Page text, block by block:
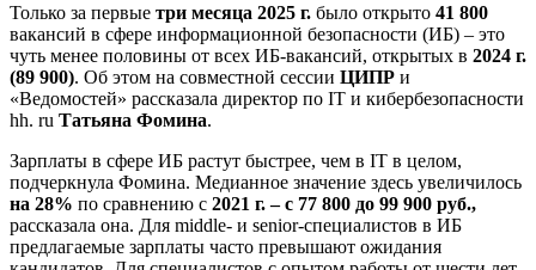
Только за первые три месяца 2025 г. было открыто 41 800
вакансий в сфере информационной безопасности (ИБ) – это
чуть менее половины от всех ИБ-вакансий, открытых в 2024 г.
(89 900). Об этом на совместной сессии ЦИПР и
«Ведомостей» рассказала директор по IT и кибербезопасности
hh. ru Татьяна Фомина.
Зарплаты в сфере ИБ растут быстрее, чем в IT в целом,
подчеркнула Фомина. Медианное значение здесь увеличилось
на 28% по сравнению с 2021 г. – с 77 800 до 99 900 руб.,
рассказала она. Для middle- и senior-специалистов в ИБ
предлагаемые зарплаты часто превышают ожидания